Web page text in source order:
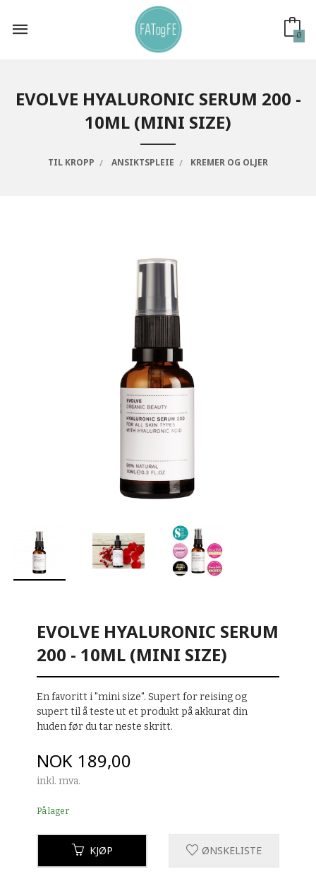
innholdet
0
EVOLVE HYALURONIC SERUM 200 -
10ML (MINI SIZE)
TIL KROPP ANSIKTSPLEIE KREMER OG OLJER
EVOLVE HYALURONIC SERUM
200 - 10ML (MINI SIZE)
En favoritt i "mini size". Supert for reising og
supert til å teste ut et produkt på akkurat din
huden før du tar neste skritt.
Pris
NOK 189,00
inkl. mva.
På lager
KJØP ØNSKELISTE